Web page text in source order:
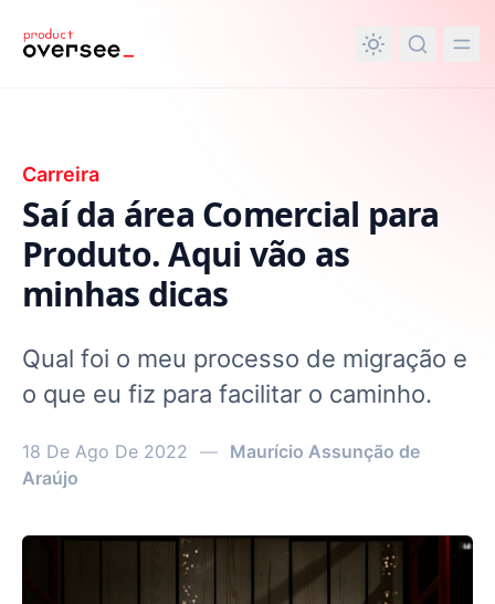
principal
Carreira
Saí da área Comercial para
Produto. Aqui vão as
minhas dicas
Qual foi o meu processo de migração e
o que eu fiz para facilitar o caminho.
18 De Ago De 2022 — Maurício Assunção de
Araújo